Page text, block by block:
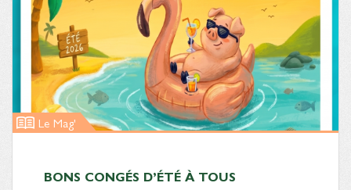
Le Mag'
BONS CONGÉS D’ÉTÉ À TOUS